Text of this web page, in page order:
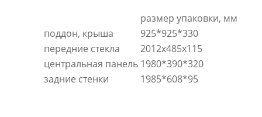
размер упаковки, мм
поддон, крыша
925*925*330
передние стекла
2012x485x115
центральная панель 1980*390*320
задние стенки
1985*608*95